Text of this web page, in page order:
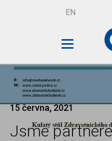
EN
15 června, 2021
Jsme